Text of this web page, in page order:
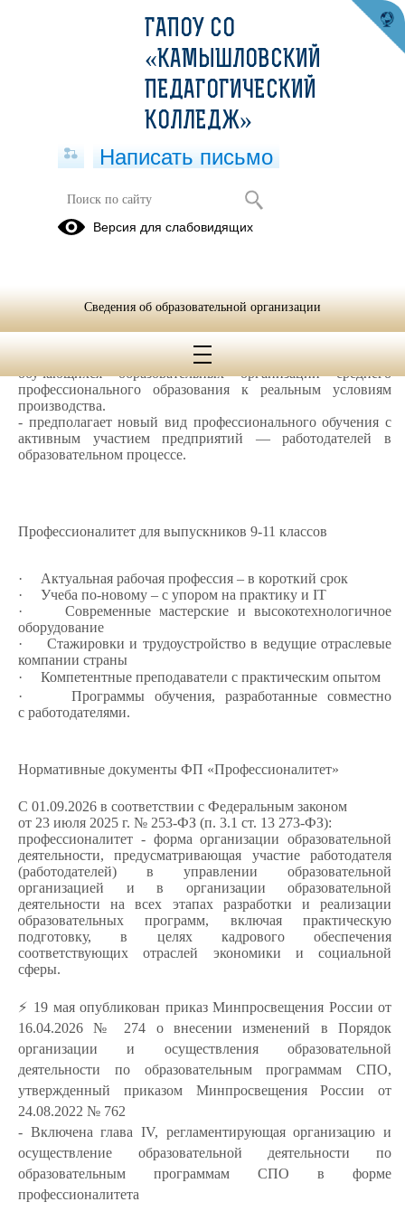
ПРОФЕССИОНАЛИТЕТ
- новая модель практико-ориентированной подготовки
максимальное приближение условий подготовки
обучающихся образовательных организаций среднего
профессионального образования к реальным условиям
производства.
- предполагает новый вид профессионального обучения с
активным участием предприятий — работодателей в
образовательном процессе.
Профессионалитет для выпускников 9-11 классов
·
Актуальная рабочая профессия – в короткий срок
·
Учеба по-новому – с упором на практику и IT
·
Современные мастерские и высокотехнологичное
оборудование
·
Стажировки и трудоустройство в ведущие отраслевые
компании страны
·
Компетентные преподаватели с практическим опытом
·
Программы обучения, разработанные совместно
с работодателями.
Нормативные документы ФП «Профессионалитет»
С 01.09.2026 в соответствии с Федеральным законом
от 23 июля 2025 г. № 253-ФЗ (п. 3.1 ст. 13 273-ФЗ):
профессионалитет - форма организации образовательной
деятельности, предусматривающая участие работодателя
(работодателей) в управлении образовательной
организацией и в организации образовательной
деятельности на всех этапах разработки и реализации
образовательных программ, включая практическую
подготовку, в целях кадрового обеспечения
соответствующих отраслей экономики и социальной
сферы.
⚡️ 19 мая опубликован приказ Минпросвещения России от
16.04.2026 № 274 о внесении изменений в Порядок
организации и осуществления образовательной
деятельности по образовательным программам СПО,
утвержденный приказом Минпросвещения России от
24.08.2022 № 762
- Включена глава IV, регламентирующая организацию и
осуществление образовательной деятельности по
образовательным программам СПО в форме
профессионалитета
ГАПОУ СО
«КАМЫШЛОВСКИЙ
ПЕДАГОГИЧЕСКИЙ
КОЛЛЕДЖ»
Написать письмо
Версия для слабовидящих
Сведения об образовательной организации